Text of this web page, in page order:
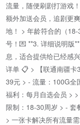
流量，随便刷剧打游戏
额外加送会员，追剧更
地！ > 年龄符合的（18-
号！💌 **3. 详细说明版
息，适合提供给已经感
详单 📋 > 【联通南疆卡
39元 > - 流量：100G全
福利：每月自选会员 >
限制：18-30周岁 > - 套
> 一张卡解决所有流量